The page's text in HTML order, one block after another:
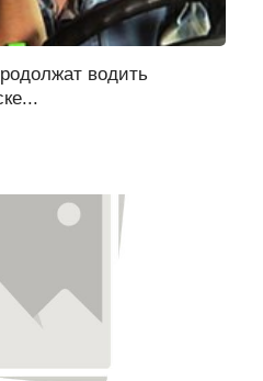
водить